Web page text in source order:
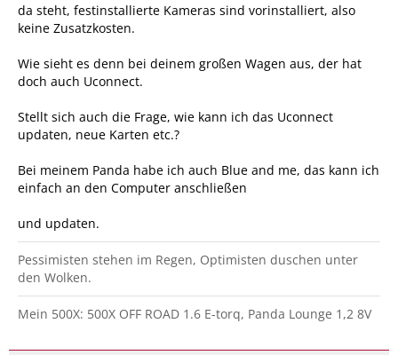
da steht, festinstallierte Kameras sind vorinstalliert, also
keine Zusatzkosten.
Wie sieht es denn bei deinem großen Wagen aus, der hat
doch auch Uconnect.
Stellt sich auch die Frage, wie kann ich das Uconnect
updaten, neue Karten etc.?
Bei meinem Panda habe ich auch Blue and me, das kann ich
einfach an den Computer anschließen
und updaten.
Pessimisten stehen im Regen, Optimisten duschen unter
den Wolken.
Mein 500X: 500X OFF ROAD 1.6 E-torq, Panda Lounge 1,2 8V